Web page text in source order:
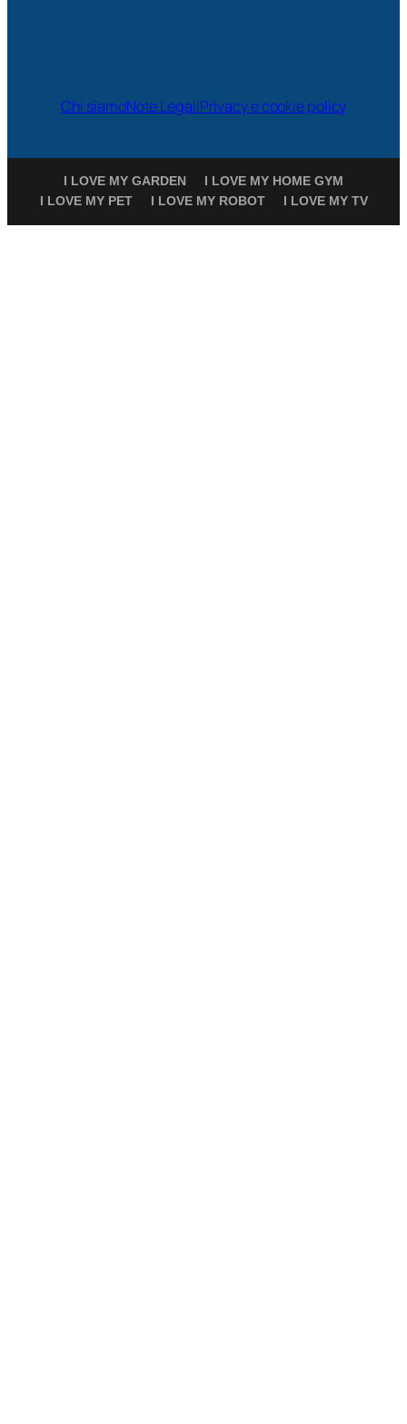
Chi siamoNote LegaliPrivacy e cookie policy
I LOVE MY GARDEN
I LOVE MY HOME GYM
I LOVE MY PET
I LOVE MY ROBOT I LOVE MY TV